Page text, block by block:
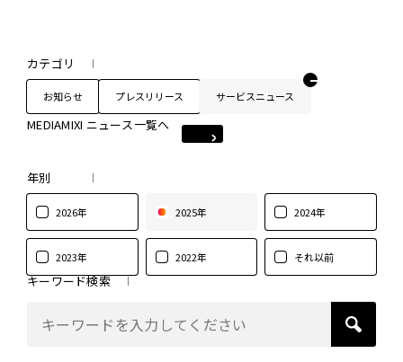
カテゴリ
お知らせ プレスリリース サービスニュース
MEDIAMIXI ニュース一覧へ
年別
2026年 2025年 2024年
2023年 2022年 それ以前
キーワード検索